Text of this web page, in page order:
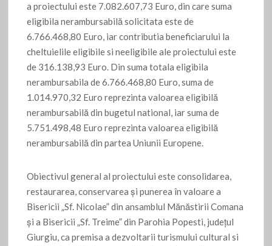
a proiectului este 7.082.607,73 Euro, din care suma
eligibila nerambursabilă solicitata este de
6.766.468,80 Euro, iar contributia beneficiarului la
cheltuielile eligibile si neeligibile ale proiectului este
de 316.138,93 Euro. Din suma totala eligibila
nerambursabila de 6.766.468,80 Euro, suma de
1.014.970,32 Euro reprezinta valoarea eligibilă
nerambursabilă din bugetul national, iar suma de
5.751.498,48 Euro reprezinta valoarea eligibilă
nerambursabilă din partea Uniunii Europene.
Obiectivul general al proiectului este consolidarea,
restaurarea, conservarea și punerea în valoare a
Bisericii „Sf. Nicolae” din ansamblul Mănăstirii Comana
și a Bisericii „Sf. Treime” din Parohia Popesti, județul
Giurgiu, ca premisa a dezvoltarii turismului cultural si